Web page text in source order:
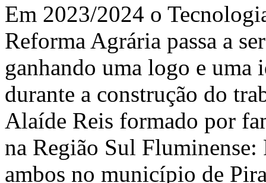
Em 2023/2024 o
Reforma Agrária passa a
ganhando uma logo e uma
durante a construção do
Alaíde Reis formado por
na Região Sul Fluminense:
ambos no município de